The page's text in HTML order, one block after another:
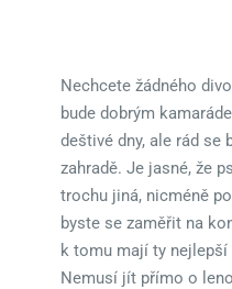
Nechcete žádného
bude dobrým
deštivé dny, ale rád se
zahradě. Je jasné, že
trochu jiná, nicméně
byste se zaměřit na
k tomu mají ty nejlepší
Nemusí jít přímo o